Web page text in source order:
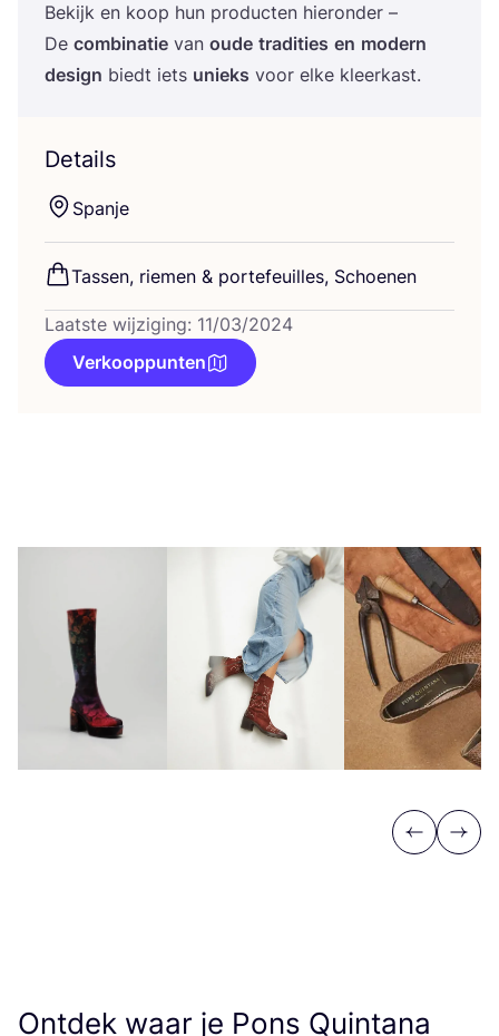
Bekijk en koop hun pro­duc­ten hieronder –
De com­bi­na­tie van oude tra­di­ties en modern
design biedt iets unieks voor elke kleerkast.
Details
Span­je
Tas­sen, rie­men & por­te­feuil­les, Schoenen
Laatste wijziging: 11/03/2024
Verkooppunten
Previous
Next
Ontdek waar je Pons Quintana